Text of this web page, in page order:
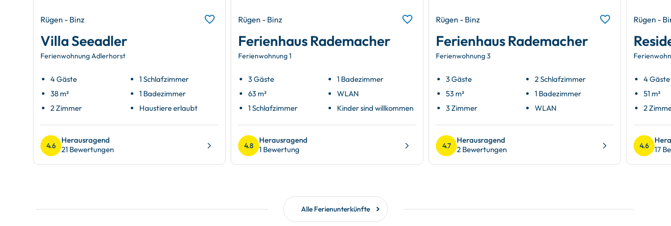
Rügen - Binz
Villa Seeadler
Ferienwohnung Adlerhorst
4 Gäste
38 m²
2 Zimmer
1 Schlafzimmer
1 Badezimmer
Haustiere erlaubt
4.6
Herausragend
21 Bewertungen
Rügen - Binz
Ferienhaus Rademacher
Ferienwohnung 1
3 Gäste
63 m²
1 Schlafzimmer
1 Badezimmer
WLAN
Kinder sind willkommen
4.8
Herausragend
1 Bewertung
Rügen - Binz
Ferienhaus Rademacher
Ferienwohnung 3
3 Gäste
53 m²
3 Zimmer
2 Schlafzimmer
1 Badezimmer
WLAN
4.7
Herausragend
2 Bewertungen
Rügen -
4 Gäste
51 m²
2
4.6
17
Alle Ferienunterkünfte